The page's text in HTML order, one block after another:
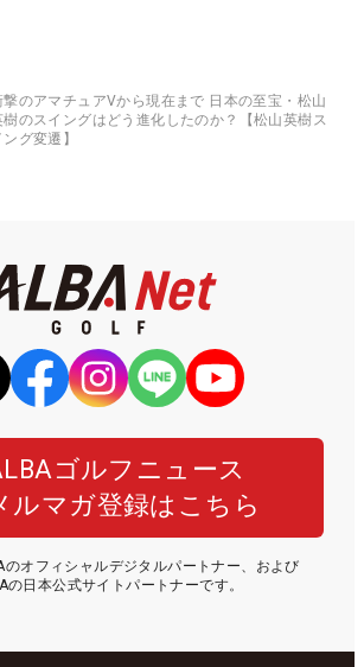
撃のアマチュアVから現在まで 日本の至宝・松山
樹のスイングはどう進化したのか？【松山英樹ス
ング変遷】
ゴルフニュース
ルマガ登録はこちら
のオフィシャルデジタルパートナー、および
の日本公式サイトパートナーです。